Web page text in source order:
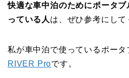
快適な車中泊のためにポータ
っている人は、ぜひ参考にして
私が車中泊で使っているポータ
RIVER Proです。